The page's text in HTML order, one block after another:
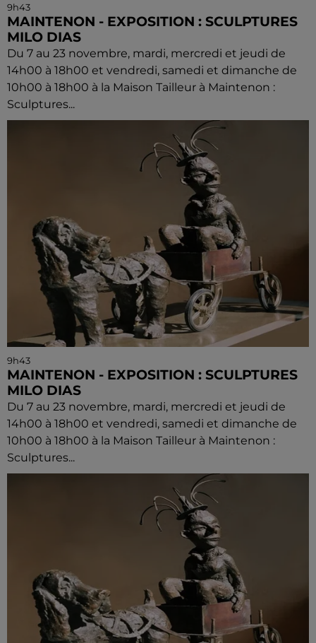
9h43
MAINTENON - EXPOSITION : SCULPTURES
MILO DIAS
Du 7 au 23 novembre, mardi, mercredi et jeudi de
14h00 à 18h00 et vendredi, samedi et dimanche de
10h00 à 18h00 à la Maison Tailleur à Maintenon :
Sculptures...
9h43
MAINTENON - EXPOSITION : SCULPTURES
MILO DIAS
Du 7 au 23 novembre, mardi, mercredi et jeudi de
14h00 à 18h00 et vendredi, samedi et dimanche de
10h00 à 18h00 à la Maison Tailleur à Maintenon :
Sculptures...